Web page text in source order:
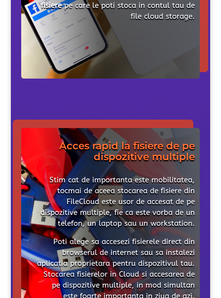
fisierepe care le poti stoca in contul tau de
file cloud storage.
Acces rapid la fisiere de pe
dispozitive multiple
Stim cat de importanta este mobilitatea,
tocmai de aceea stocarea de fisiere din
FileCloud este usor de accesat de pe
dispozitive multiple, fie ca este vorba de un
telefon, un laptop sau un workstation.
Poti alege sa accesezi fisierele direct din
browserul de internet sau sa instalezi
aplicatia proprietara pentru dispozitivul tau.
Stocarea fisierelor in Cloud si accesarea de
pe dispozitive multiple, in mod simultan
este foarte importanta in ziua de azi.